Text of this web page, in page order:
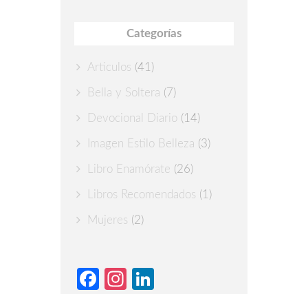
Categorías
Articulos (41)
Bella y Soltera (7)
Devocional Diario (14)
Imagen Estilo Belleza (3)
Libro Enamórate (26)
Libros Recomendados (1)
Mujeres (2)
Facebook
Instagram